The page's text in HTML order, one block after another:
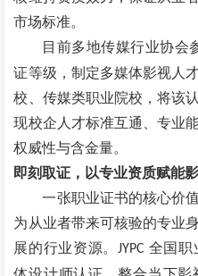
市场标准。
目前多地传媒行业协会
证等级，制定多媒体影视人
校、传媒类职业院校，将该
现校企人才标准互通、专业
权威性与含金量。
即刻取证，以专业资质赋能
一张职业证书的核心价
为从业者带来可核验的专业
展的行业资源。 JYPC 全国职